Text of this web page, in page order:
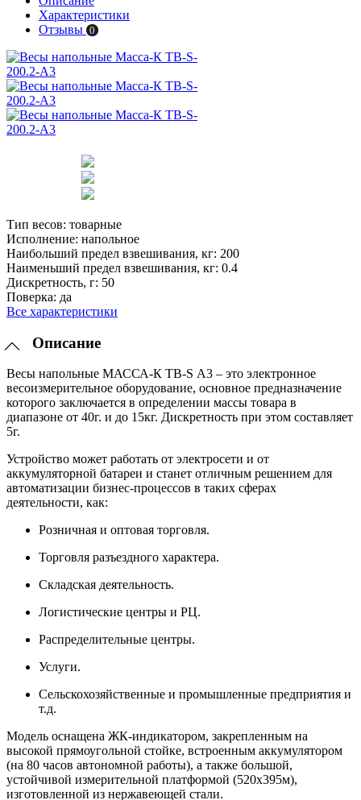
Характеристики
Отзывы 0
Тип весов: товарные
Исполнение: напольное
Наибольший предел взвешивания, кг: 200
Наименьший предел взвешивания, кг: 0.4
Дискретность, г: 50
Поверка: да
Все характеристики
Описание
Весы напольные МАССА-К TB-S А3 – это электронное
весоизмерительное оборудование, основное предназначение
которого заключается в определении массы товара в
диапазоне от 40г. и до 15кг. Дискретность при этом составляет
5г.
Устройство может работать от электросети и от
аккумуляторной батареи и станет отличным решением для
автоматизации бизнес-процессов в таких сферах
деятельности, как:
Розничная и оптовая торговля.
Торговля разъездного характера.
Складская деятельность.
Логистические центры и РЦ.
Распределительные центры.
Услуги.
Сельскохозяйственные и промышленные предприятия и
т.д.
Модель оснащена ЖК-индикатором, закрепленным на
высокой прямоугольной стойке, встроенным аккумулятором
(на 80 часов автономной работы), а также большой,
устойчивой измерительной платформой (520х395м),
изготовленной из нержавеющей стали.